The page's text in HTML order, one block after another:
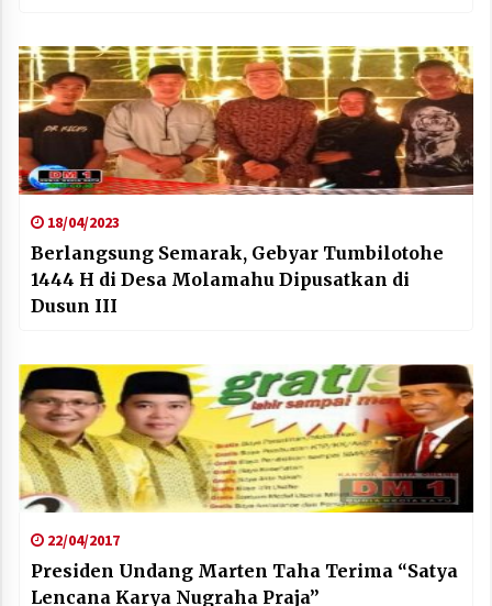
18/04/2023
Berlangsung Semarak, Gebyar Tumbilotohe
1444 H di Desa Molamahu Dipusatkan di
Dusun III
22/04/2017
Presiden Undang Marten Taha Terima “Satya
Lencana Karya Nugraha Praja”